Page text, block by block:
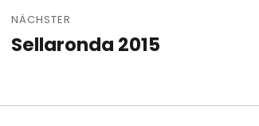
NÄCHSTER
Nächster
Sellaronda 2015